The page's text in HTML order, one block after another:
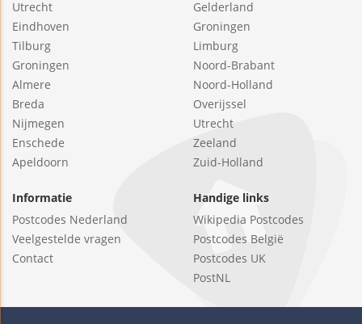
Utrecht
Eindhoven
Tilburg
Groningen
Almere
Breda
Nijmegen
Enschede
Apeldoorn
Gelderland
Groningen
Limburg
Noord-Brabant
Noord-Holland
Overijssel
Utrecht
Zeeland
Zuid-Holland
Informatie
Postcodes Nederland
Veelgestelde vragen
Contact
Handige links
Wikipedia Postcodes
Postcodes België
Postcodes UK
PostNL